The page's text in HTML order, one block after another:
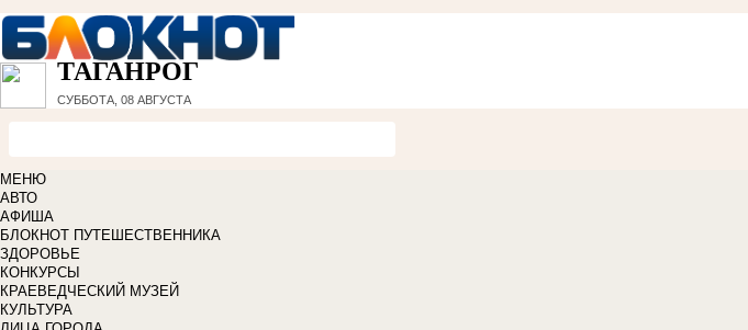
ТАГАНРОГ
СУББОТА, 08 АВГУСТА
МЕНЮ
АВТО
АФИША
БЛОКНОТ ПУТЕШЕСТВЕННИКА
ЗДОРОВЬЕ
КОНКУРСЫ
КРАЕВЕДЧЕСКИЙ МУЗЕЙ
КУЛЬТУРА